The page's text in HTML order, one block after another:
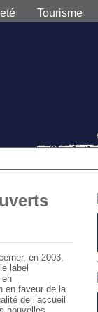
Tourisme
en 2003,
label
en
en faveur de la
de l’accueil